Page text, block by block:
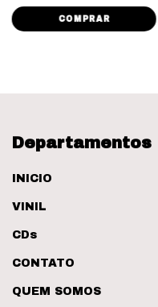
Departamentos
INICIO
VINIL
CDs
CONTATO
QUEM SOMOS